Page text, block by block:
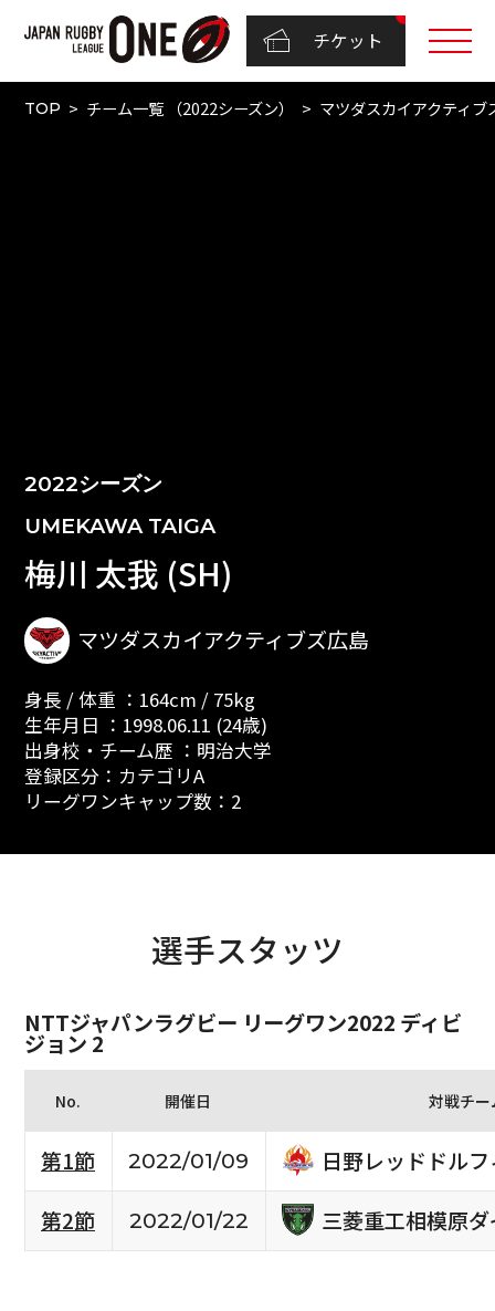
チケット
TOP チーム一覧 （2022シーズン） マツダスカイアクティブ
2022シーズン
UMEKAWA TAIGA
梅川 太我 (SH)
マツダスカイアクティブズ広島
身長 / 体重 ：164cm / 75kg
生年月日 ：1998.06.11 (24歳)
出身校・チーム歴 ：明治大学
登録区分：カテゴリA
リーグワンキャップ数：2
選手スタッツ
NTTジャパンラグビー リーグワン2022 ディビ
ジョン 2
No. 開催日 対戦チー
第1節 2022/01/09
日野レッドドル
第2節
2022/01/22 三菱重工相模原